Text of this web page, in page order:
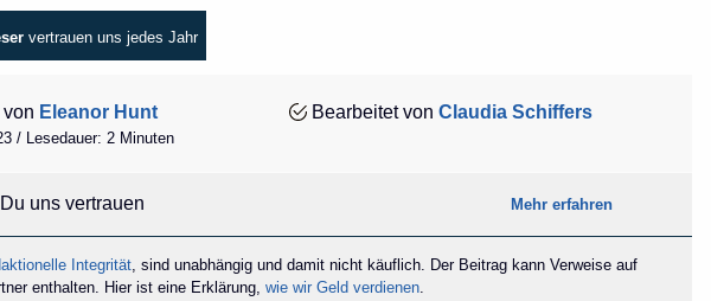
vertrauen uns jedes Jahr
von Eleanor Hunt
/ Lesedauer: 2 Minuten
Bearbeitet von Claudia Schiffers
uns vertrauen Mehr erfahren
Integrität, sind unabhängig und damit nicht käuflich. Der Beitrag kann Verweise auf
enthalten. Hier ist eine Erklärung,wie wir Geld verdienen.